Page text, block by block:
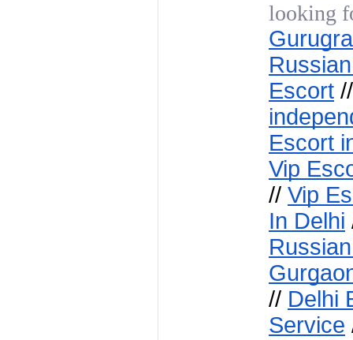
looking
Escort
Escort
Vip
// Vip
In Delhi
// Delhi
Service